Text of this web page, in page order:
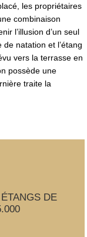
les propriétaires
combinaison
l’illusion d’un seul
natation et l’étang
vers la terrasse en
possède une
traite la
DE